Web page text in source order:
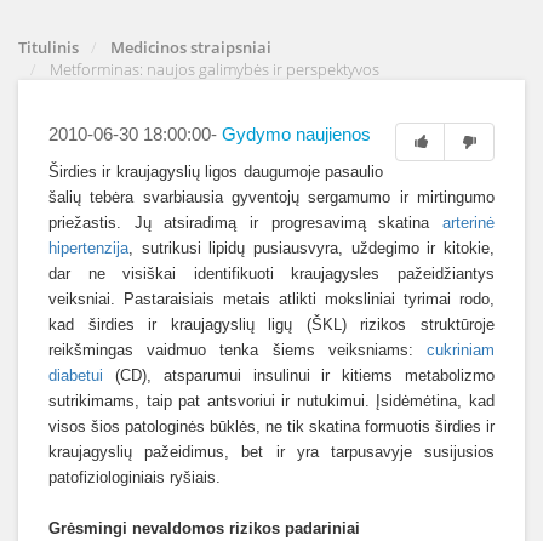
Titulinis
Medicinos straipsniai
Metforminas: naujos galimybės ir perspektyvos
2010-06-30 18:00:00- Gydymo naujienos
Širdies ir kraujagyslių ligos daugumoje pasaulio
šalių tebėra svarbiausia gyventojų sergamumo ir mirtingumo
priežastis. Jų atsiradimą ir progresavimą skatina arterinė
hipertenzija , sutrikusi lipidų pusiausvyra, uždegimo ir kitokie,
dar ne visiškai identifikuoti kraujagysles pažeidžiantys
veiksniai. Pastaraisiais metais atlikti moksliniai tyrimai rodo,
kad širdies ir kraujagyslių ligų (ŠKL) rizikos struktūroje
reikšmingas vaidmuo tenka šiems veiksniams: cukriniam
diabetui (CD), atsparumui insulinui ir kitiems metabolizmo
sutrikimams, taip pat antsvoriui ir nutukimui. Įsidėmėtina, kad
visos šios patologinės būklės, ne tik skatina formuotis širdies ir
kraujagyslių pažeidimus, bet ir yra tarpusavyje susijusios
patofiziologiniais ryšiais.
Grėsmingi nevaldomos rizikos padariniai